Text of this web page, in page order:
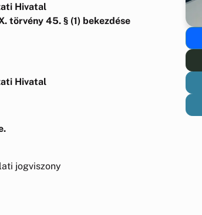
Hivatal
törvény 45. § (1) bekezdése
Hivatal
jogviszony